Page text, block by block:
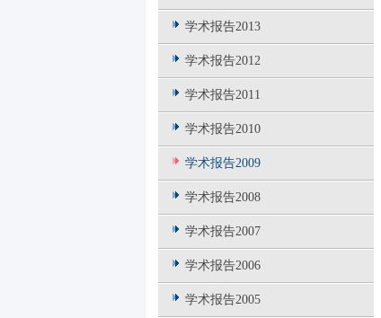
学术报告2013
学术报告2012
学术报告2011
学术报告2010
学术报告2009
学术报告2008
学术报告2007
学术报告2006
学术报告2005